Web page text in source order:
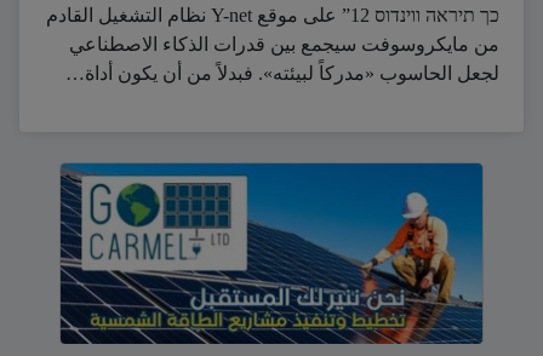
כך תיראה ווינדוס 12” على موقع Y-net نظام التشغيل القادم
من مايكروسوفت سيجمع بين قدرات الذكاء الاصطناعي
لجعل الحاسوب «مدركاً لبيئته». فبدلاً من أن يكون أداة…